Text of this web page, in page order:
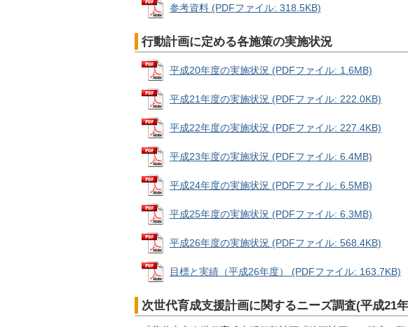
参考資料 (PDFファイル: 318.5KB)
行動計画に定める各施策の実施状況
平成20年度の実施状況 (PDFファイル: 1.6MB)
平成21年度の実施状況 (PDFファイル: 222.0KB)
平成22年度の実施状況 (PDFファイル: 227.4KB)
平成23年度の実施状況 (PDFファイル: 6.4MB)
平成24年度の実施状況 (PDFファイル: 6.5MB)
平成25年度の実施状況 (PDFファイル: 6.3MB)
平成26年度の実施状況 (PDFファイル: 568.4KB)
目標と実績（平成26年度） (PDFファイル: 163.7KB)
次世代育成支援計画に関するニーズ調査(平成21